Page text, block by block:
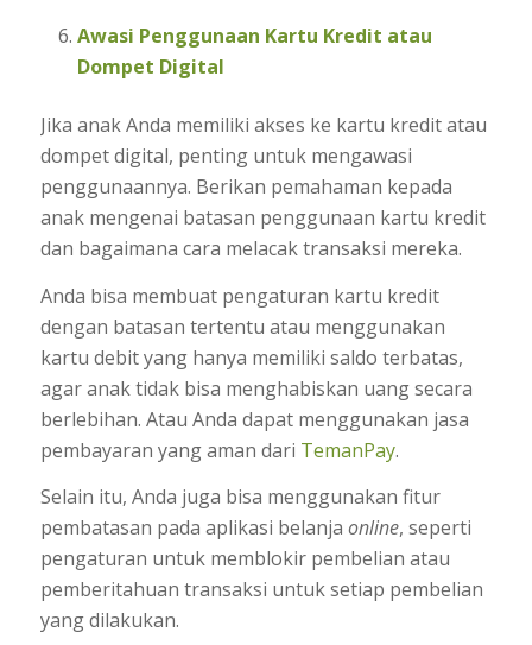
Awasi Penggunaan Kartu Kredit atau
Dompet Digital
Jika anak Anda memiliki akses ke kartu kredit atau
dompet digital, penting untuk mengawasi
penggunaannya. Berikan pemahaman kepada
anak mengenai batasan penggunaan kartu kredit
dan bagaimana cara melacak transaksi mereka.
Anda bisa membuat pengaturan kartu kredit
dengan batasan tertentu atau menggunakan
kartu debit yang hanya memiliki saldo terbatas,
agar anak tidak bisa menghabiskan uang secara
berlebihan. Atau Anda dapat menggunakan jasa
pembayaran yang aman dari TemanPay.
Selain itu, Anda juga bisa menggunakan fitur
pembatasan pada aplikasi belanja online, seperti
pengaturan untuk memblokir pembelian atau
pemberitahuan transaksi untuk setiap pembelian
yang dilakukan.